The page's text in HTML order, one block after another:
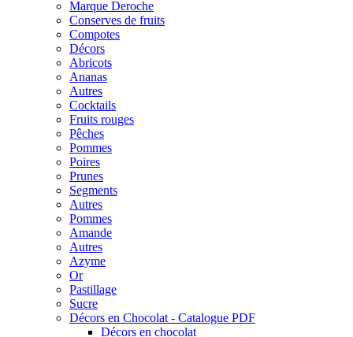
Marque Deroche
Conserves de fruits
Compotes
Décors
Abricots
Ananas
Autres
Cocktails
Fruits rouges
Pêches
Pommes
Poires
Prunes
Segments
Autres
Pommes
Amande
Autres
Azyme
Or
Pastillage
Sucre
Décors en Chocolat - Catalogue PDF
Décors en chocolat